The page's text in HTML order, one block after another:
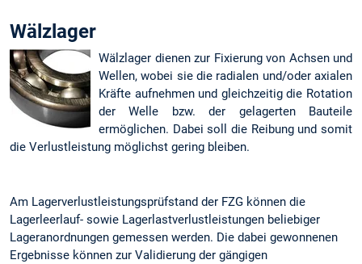
Wälzlager
Wälzlager dienen zur Fixierung von Achsen und
Wellen, wobei sie die radialen und/oder axialen
Kräfte aufnehmen und gleichzeitig die Rotation
der Welle bzw. der gelagerten Bauteile
ermöglichen. Dabei soll die Reibung und somit
die Verlustleistung möglichst gering bleiben.
Am Lagerverlustleistungsprüfstand der FZG können die
Lagerleerlauf- sowie Lagerlastverlustleistungen beliebiger
Lageranordnungen gemessen werden. Die dabei gewonnenen
Ergebnisse können zur Validierung der gängigen